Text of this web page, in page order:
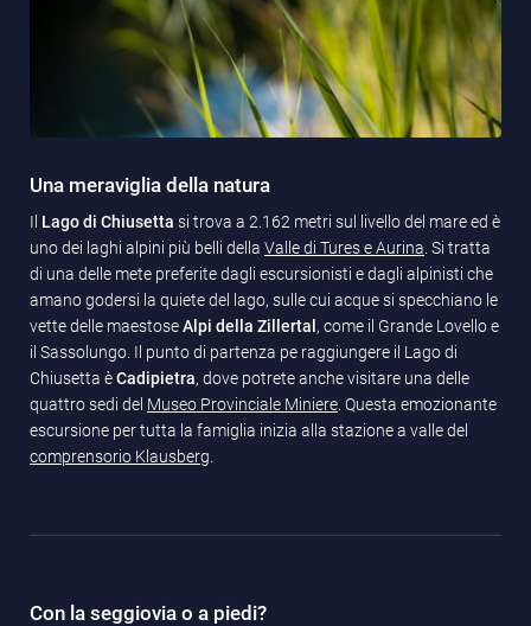
Una meraviglia della natura
Il Lago di Chiusetta si trova a 2.162 metri sul livello del mare ed è
uno dei laghi alpini più belli della Valle di Tures e Aurina . Si tratta
di una delle mete preferite dagli escursionisti e dagli alpinisti che
amano godersi la quiete del lago, sulle cui acque si specchiano le
vette delle maestoseAlpi della Zillertal , come il Grande Lovello e
il Sassolungo. Il punto di partenza pe raggiungere il Lago di
Chiusetta èCadipietra, dove potrete anche visitare una delle
quattro sedi del Museo Provinciale Miniere . Questa emozionante
escursione per tutta la famiglia inizia alla stazione a valle del
comprensorio Klausberg
Con la seggiovia o a piedi?